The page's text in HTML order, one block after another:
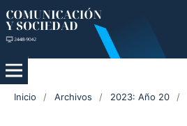
Inicio / Archivos / 2023: Año 20 /